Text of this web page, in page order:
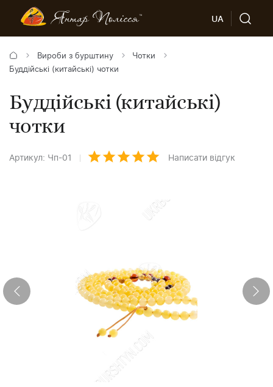
UA
Вироби з бурштину
Чотки
Буддійські (китайські) чотки
Буддійські (китайські)
чотки
Артикул: Чп-01 Написати відгук